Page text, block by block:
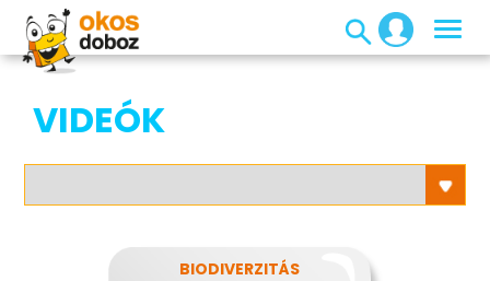
VIDEÓK
BIODIVERZITÁS